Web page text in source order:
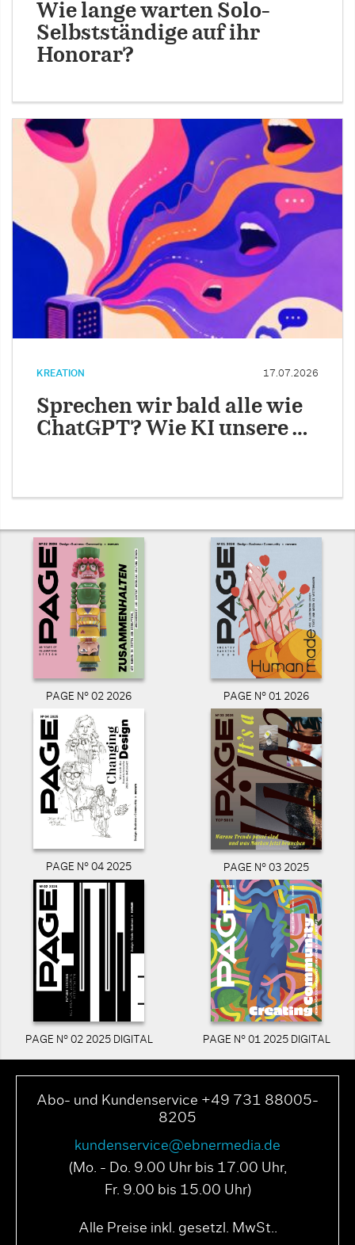
Wie lange warten Solo-
Selbstständige auf ihr
Honorar?
KREATION 17.07.2026
Sprechen wir bald alle wie
ChatGPT? Wie KI unsere …
PAGE N° 02 2026 PAGE N° 01 2026
PAGE N° 04 2025 PAGE N° 03 2025
PAGE N° 02 2025 DIGITAL PAGE N° 01 2025 DIGITAL
Abo- und Kundenservice +49 731 88005-
8205
kundenservice@ebnermedia.de
(Mo. - Do. 9.00 Uhr bis 17.00 Uhr,
Fr. 9.00 bis 15.00 Uhr)
Alle Preise inkl. gesetzl. MwSt..